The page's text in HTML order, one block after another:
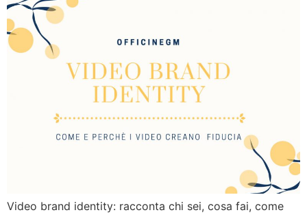
Video brand identity: racconta chi sei, cosa fai, come